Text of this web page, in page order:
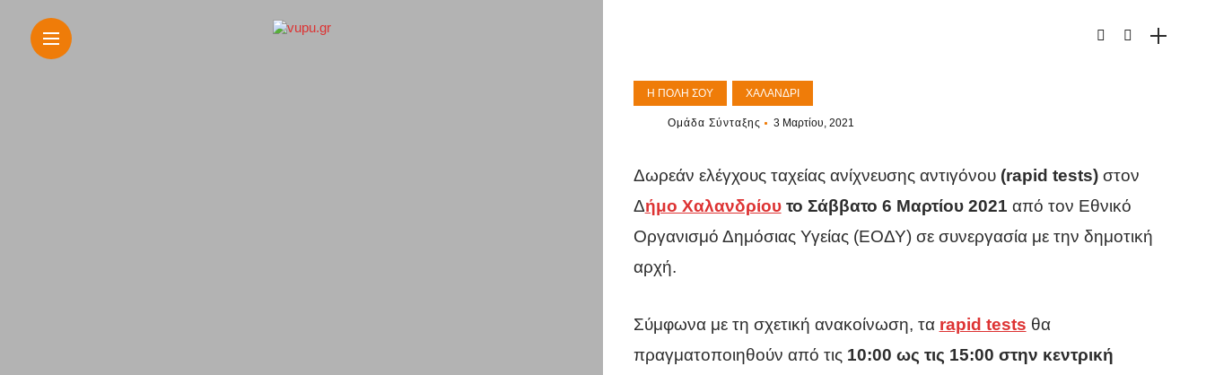
Η ΠΌΛΗ ΣΟΥ ΧΑΛΆΝΔΡΙ
Ομάδα Σύνταξης 3 Μαρτίου, 2021
Δωρεάν ελέγχους ταχείας ανίχνευσης αντιγόνου(rapid tests)στον
Δήμο Χαλανδρίου το Σάββατο 6 Μαρτίου 2021 από τον Εθνικό
Οργανισμό Δημόσιας Υγείας (ΕΟΔΥ) σε συνεργασία με την δημοτική
αρχή.
Σύμφωνα με τη σχετική ανακοίνωση, τα rapid tests θα
πραγματοποιηθούν από τις 10:00 ως τις 15:00 στην κεντρική